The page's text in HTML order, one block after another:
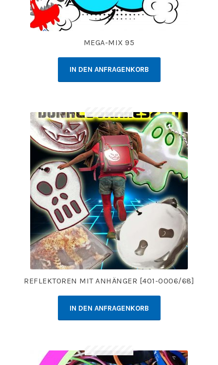
MEGA-MIX 95
IN DEN ANFRAGENKORB
REFLEKTOREN MIT ANHÄNGER [401-0006/68]
IN DEN ANFRAGENKORB